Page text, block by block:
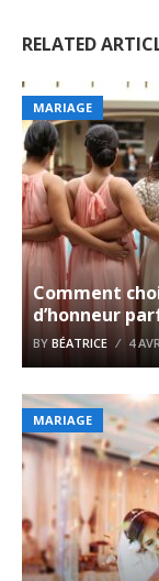
RELATED
MARIAGE
Comment
d’honneur
BY BÉATRICE 4
MARIAGE